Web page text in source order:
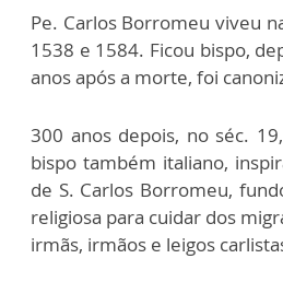
Pe. Carlos Borromeu viveu
1538 e 1584. Ficou bispo,
anos após a morte, foi
300 anos depois, no séc.
bispo também italiano,
de S. Carlos Borromeu,
religiosa para cuidar dos
irmãs, irmãos e leigos